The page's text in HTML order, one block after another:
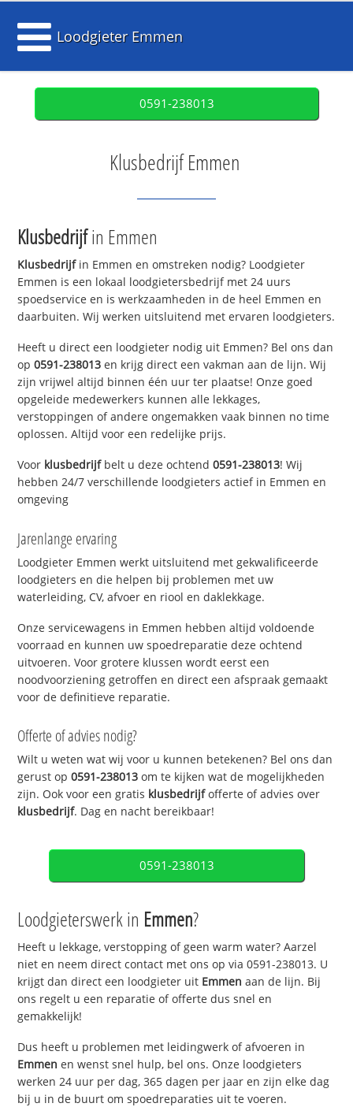
Loodgieter Emmen
0591-238013
Klusbedrijf Emmen
Klusbedrijfin Emmen
Klusbedrijfin Emmen en omstreken nodig? Loodgieter
Emmen is een lokaal loodgietersbedrijf met 24 uurs
spoedservice en is werkzaamheden in de heel Emmen en
daarbuiten. Wij werken uitsluitend met ervaren loodgieters.
Heeft u direct een loodgieter nodig uit Emmen? Bel ons dan
op0591-238013 en krijg direct een vakman aan de lijn. Wij
zijn vrijwel altijd binnen één uur ter plaatse! Onze goed
opgeleide medewerkers kunnen alle lekkages,
verstoppingen of andere ongemakken vaak binnen no time
oplossen. Altijd voor een redelijke prijs.
Voor klusbedrijfbelt u deze ochtend0591-238013! Wij
hebben 24/7 verschillende loodgieters actief in Emmen en
omgeving
Jarenlange ervaring
Loodgieter Emmen werkt uitsluitend met gekwalificeerde
loodgieters en die helpen bij problemen met uw
waterleiding, CV, afvoer en riool en daklekkage.
Onze servicewagens in Emmen hebben altijd voldoende
voorraad en kunnen uw spoedreparatie deze ochtend
uitvoeren. Voor grotere klussen wordt eerst een
noodvoorziening getroffen en direct een afspraak gemaakt
voor de definitieve reparatie.
Offerte of advies nodig?
Wilt u weten wat wij voor u kunnen betekenen? Bel ons dan
gerust op0591-238013 om te kijken wat de mogelijkheden
zijn. Ook voor een gratis klusbedrijfofferte of advies over
klusbedrijf. Dag en nacht bereikbaar!
0591-238013
Loodgieterswerk in Emmen?
Heeft u lekkage, verstopping of geen warm water? Aarzel
niet en neem direct contact met ons op via 0591-238013. U
krijgt dan direct een loodgieter uit Emmen aan de lijn. Bij
ons regelt u een reparatie of offerte dus snel en
gemakkelijk!
Dus heeft u problemen met leidingwerk of afvoeren in
Emmen en wenst snel hulp, bel ons. Onze loodgieters
werken 24 uur per dag, 365 dagen per jaar en zijn elke dag
bij u in de buurt om spoedreparaties uit te voeren.